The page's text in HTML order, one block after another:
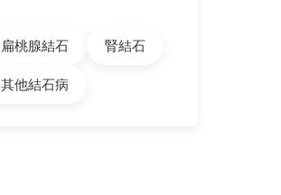
扁桃腺結石 腎結石
其他結石病